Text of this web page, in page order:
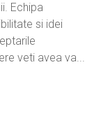
Echipa
si idei
veti avea va...